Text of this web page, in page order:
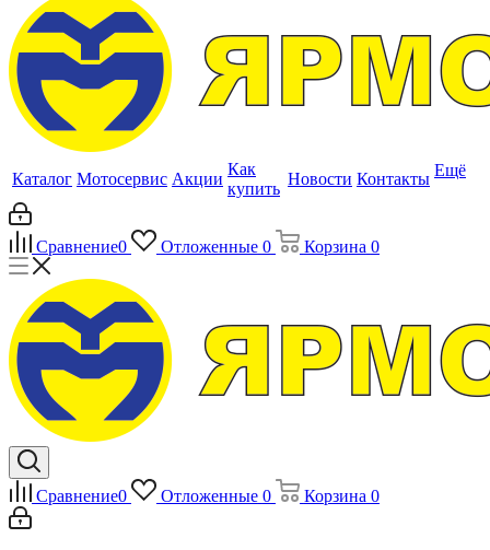
Каталог Мотосервис Акции
Как
купить
Новости Контакты Ещё
Сравнение0 Отложенные 0 Корзина 0
Сравнение0 Отложенные 0 Корзина 0